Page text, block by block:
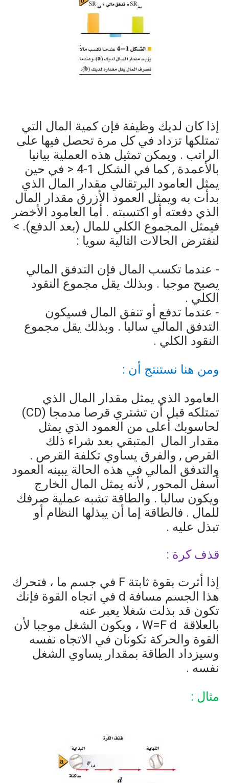
إذا كان لديك وظيفة فإن كمية المال التي
تمتلكها تزداد في كل مرة تحصل فيها على
الراتب . ويمكن تمثيل هذه العملية بيانيا
بالأعمدة , كما في الشكل 4-1 < في حين
يمثل العامود البرتقالي مقدار المال الذي
بدأت به ويمثل العمود الأزرق مقدار المال
الذي دفعته أو اكتسبته . أما العامود الأخضر
فيمثل المجموع الكلي للمال (بعد الدفع). >
لنفترض الحالات التالية سويا :
- عندما تكسب المال فإن التدفق المالي
يصبح موجبا . وبذلك يقل مجموع النقود
الكلي .
- عندما تدفع أو تنفق المال فسيكون
التدفق المالي سالبا . وبذلك يقل مجموع
النقود الكلي .
ومن هنا نستنتج أن :
العامود الذي يمثل مقدار المال الذي
تمتلكه قبل أن تشتري قرصا مدمجا (CD
)
لحاسوبك أعلى من العمود الذي يمثل
مقدار المال
المتبقي بعد شراء ذلك
القرص , والفرق يساوي تكلفة القرص .
والتدفق المالي في هذه الحالة يبينه العمود
أسفل المحور , لأنه يمثل المال الخارج
ويكون سالبا . والطاقة تشبه عملية صرفك
للمال . فالطاقة إما أن يبذلها النظام أو
تبذل عليه .
قذف كرة :
إذا أثرت بقوة ثابتة F في جسم ما ، فتحرك
هذا الجسم مسافة d في اتجاه القوة فإنك
تكون قد بذلت شغلا يعبر عنه
بالعلاقة
W=F d ، ويكون الشغل موجبا لأن
القوة والحركة تكونان في الاتجاه نفسه
وسيزداد الطاقة بمقدار يساوي الشغل
نفسه .
مثال :